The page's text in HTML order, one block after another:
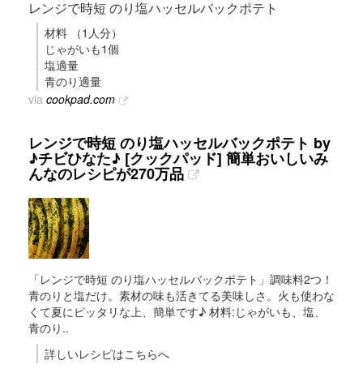
レンジで時短 のり塩ハッセルバックポテト
材料 （1人分）
じゃがいも1個
塩適量
青のり適量
via cookpad.com
レンジで時短 のり塩ハッセルバックポテト by
♪チビひなた♪ [クックパッド] 簡単おいしいみ
んなのレシピが270万品
「レンジで時短 のり塩ハッセルバックポテト」調味料2つ！
青のりと塩だけ。素材の味も活きてる美味しさ。火も使わな
くて夏にピッタリな上、簡単です♪ 材料:じゃがいも、塩、
青のり..
詳しいレシピはこちらへ